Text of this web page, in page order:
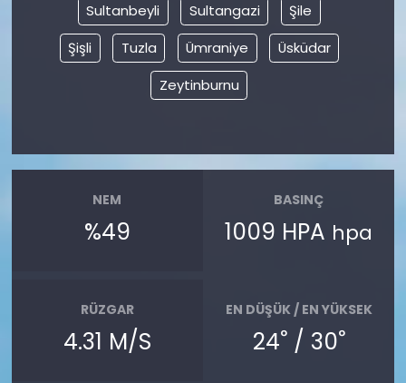
Sultanbeyli
Sultangazi
Şile
Şişli
Tuzla Ümraniye
Üsküdar
Zeytinburnu
NEM
%49
BASINÇ
1009 HPA hpa
RÜZGAR
4.31 M/S
EN DÜŞÜK / EN YÜKSEK
24°/ 30°